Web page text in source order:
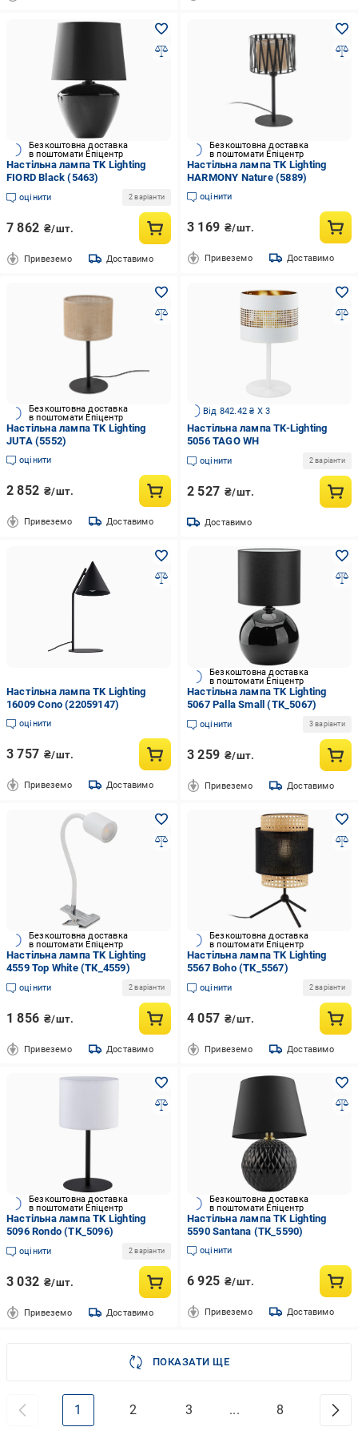
Безкоштовна доставка
в поштомати Епіцентр
Настільна лампа TK Lighting
FIORD Black (5463)
оцінити 2 варіанти
7 862 ₴/шт.
Привеземо Доставимо
Безкоштовна доставка
в поштомати Епіцентр
Настільна лампа TK Lighting
HARMONY Nature (5889)
оцінити
3 169 ₴/шт.
Привеземо Доставимо
Безкоштовна доставка
в поштомати Епіцентр
Настільна лампа TK Lighting
JUTA (5552)
оцінити
2 852 ₴/шт.
Привеземо Доставимо
Від 842.42 ₴ X 3
Настільна лампа TK-Lighting
5056 TAGO WH
оцінити 2 варіанти
2 527 ₴/шт.
Доставимо
Настільна лампа TK Lighting
16009 Cono (22059147)
оцінити
3 757 ₴/шт.
Привеземо Доставимо
Безкоштовна доставка
в поштомати Епіцентр
Настільна лампа TK Lighting
5067 Palla Small (ТК_5067)
оцінити 3 варіанти
3 259 ₴/шт.
Привеземо Доставимо
Безкоштовна доставка
в поштомати Епіцентр
Настільна лампа TK Lighting
4559 Top White (ТК_4559)
оцінити 2 варіанти
1 856 ₴/шт.
Привеземо Доставимо
Безкоштовна доставка
в поштомати Епіцентр
Настільна лампа TK Lighting
5567 Boho (ТК_5567)
оцінити 2 варіанти
4 057 ₴/шт.
Привеземо Доставимо
Безкоштовна доставка
в поштомати Епіцентр
Настільна лампа TK Lighting
5096 Rondo (ТК_5096)
оцінити 2 варіанти
3 032 ₴/шт.
Привеземо Доставимо
Безкоштовна доставка
в поштомати Епіцентр
Настільна лампа TK Lighting
5590 Santana (ТК_5590)
оцінити
6 925 ₴/шт.
Привеземо Доставимо
ПОКАЗАТИ ЩЕ
1 2 3 ... 8